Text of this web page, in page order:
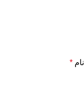
نام *